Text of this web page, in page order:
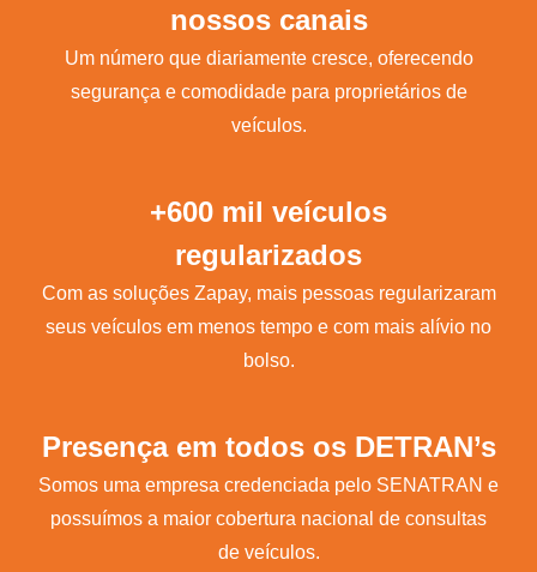
nossos canais
Um número que diariamente cresce, oferecendo
segurança e comodidade para proprietários de
veículos.
+600 mil veículos
regularizados
Com as soluções Zapay, mais pessoas regularizaram
seus veículos em menos tempo e com mais alívio no
bolso.
Presença em todos os DETRAN’s
Somos uma empresa credenciada pelo SENATRAN e
possuímos a maior cobertura nacional de consultas
de veículos.